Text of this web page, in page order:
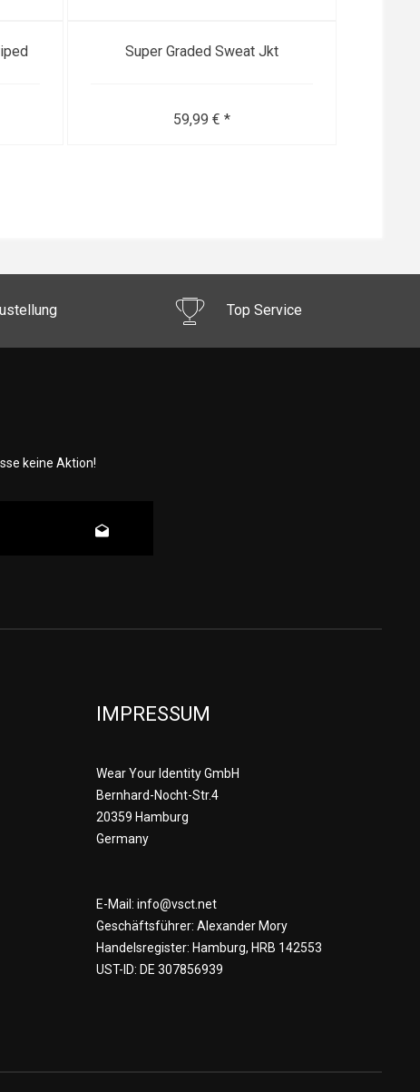
Super Graded Sweat Jkt
59,99 € *
Top Service
keine Aktion!
IMPRESSUM
Wear Your Identity GmbH
Bernhard-Nocht-Str.4
20359 Hamburg
Germany
E-Mail: info@vsct.net
Geschäftsführer: Alexander Mory
Handelsregister: Hamburg, HRB 142553
UST-ID: DE 307856939